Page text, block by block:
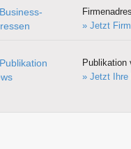
» Jetzt
Publikation
» Jetzt Ihre